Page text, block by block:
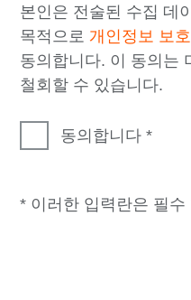
본인은 전술된 수집 데
목적으로개인정보 보
동의합니다. 이 동의는
철회할 수 있습니다.
동의합니다
* 이러한 입력란은 필수